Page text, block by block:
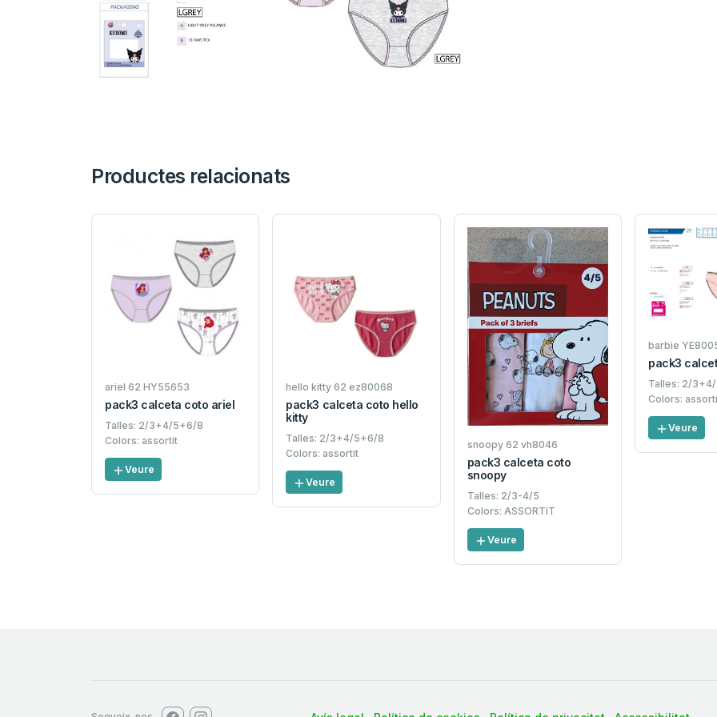
Productes relacionats
ariel 62 HY55653
pack3 calceta coto ariel
Talles: 2/3+4/5+6/8
Colors: assortit
Veure
hello kitty 62 ez80068
pack3 calceta coto hello
kitty
Talles: 2/3+4/5+6/8
Colors: assortit
Veure
snoopy 62 vh8046
pack3 calceta coto
snoopy
Talles: 2/3-4/5
Colors: ASSORTIT
Veure
barbie
pack3
Talles: 2/
Colors:
Veure